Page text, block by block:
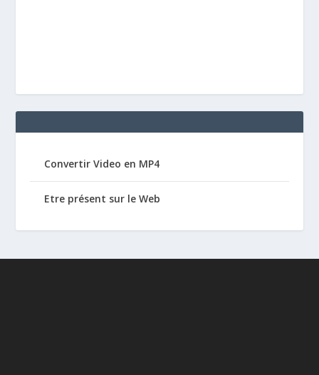
Convertir Video en MP4
Etre présent sur le Web